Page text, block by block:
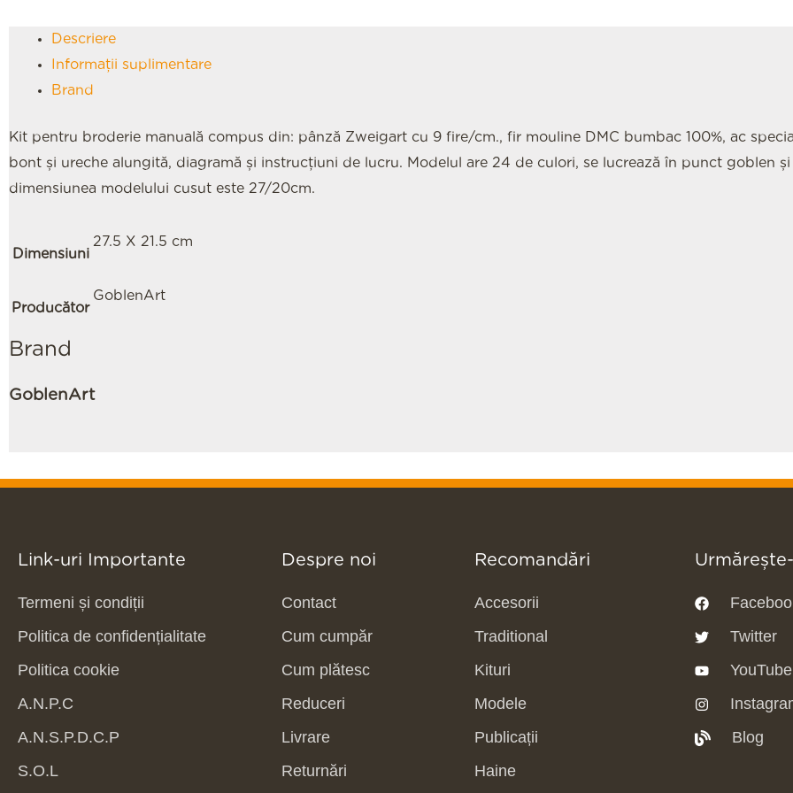
Descriere
Informații suplimentare
Brand
Kit pentru broderie manuală compus din: pânză Zweigart cu 9 fire/cm., fir mouline DMC bumbac 100%, ac
bont și ureche alungită, diagramă și instrucțiuni de lucru. Modelul are 24 de culori, se lucrează în punct goblen și
dimensiunea modelului cusut este 27/20cm.
Dimensiuni
27.5 X 21.5 cm
Producător
GoblenArt
Brand
GoblenArt
Link-uri Importante
Termeni și condiții
Politica de confidențialitate
Politica cookie
A.N.P.C
A.N.S.P.D.C.P
S.O.L
Despre noi
Contact
Cum cumpăr
Cum plătesc
Reduceri
Livrare
Returnări
Recomandări
Accesorii
Traditional
Kituri
Modele
Publicații
Haine
Twitter
YouTube
Blog